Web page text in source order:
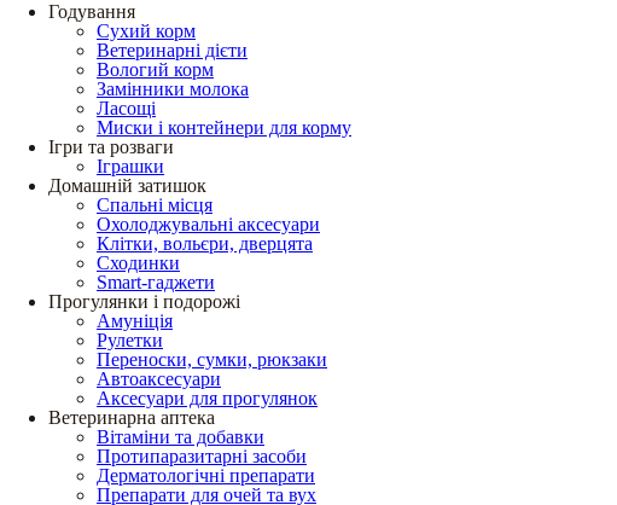
Годування
Сухий корм
Ветеринарні дієти
Вологий корм
Замінники молока
Ласощі
Миски і контейнери для корму
Ігри та розваги
Іграшки
Домашній затишок
Спальні місця
Охолоджувальні аксесуари
Клітки, вольєри, дверцята
Сходинки
Smart-гаджети
Прогулянки і подорожі
Амуніція
Рулетки
Переноски, сумки, рюкзаки
Автоаксесуари
Аксесуари для прогулянок
Ветеринарна аптека
Вітаміни та добавки
Протипаразитарні засоби
Дерматологічні препарати
Препарати для очей та вух